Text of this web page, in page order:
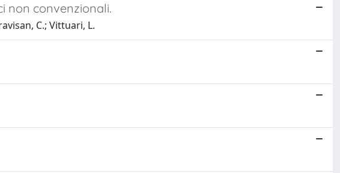
non convenzionali.
C.; Vittuari, L.